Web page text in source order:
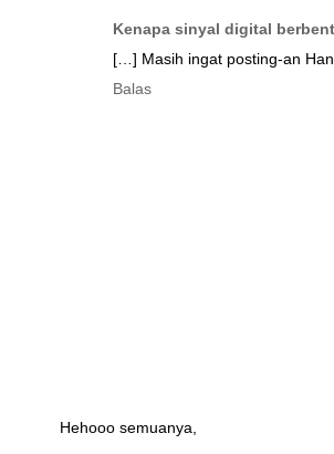
Kenapa sinyal digital
[…] Masih ingat posting-an
Balas
Hehooo semuanya,